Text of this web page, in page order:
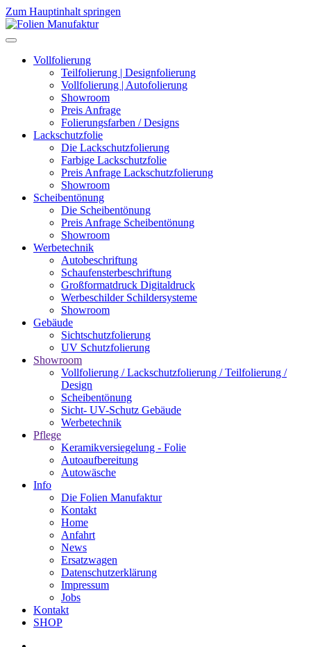
Zum Hauptinhalt springen
Vollfolierung
Teilfolierung | Designfolierung
Vollfolierung | Autofolierung
Showroom
Preis Anfrage
Folierungsfarben / Designs
Lackschutzfolie
Die Lackschutzfolierung
Farbige Lackschutzfolie
Preis Anfrage Lackschutzfolierung
Showroom
Scheibentönung
Die Scheibentönung
Preis Anfrage Scheibentönung
Showroom
Werbetechnik
Autobeschriftung
Schaufensterbeschriftung
Großformatdruck Digitaldruck
Werbeschilder Schildersysteme
Showroom
Gebäude
Sichtschutzfolierung
UV Schutzfolierung
Showroom
Vollfolierung / Lackschutzfolierung / Teilfolierung /
Design
Scheibentönung
Sicht- UV-Schutz Gebäude
Werbetechnik
Pflege
Keramikversiegelung - Folie
Autoaufbereitung
Autowäsche
Info
Die Folien Manufaktur
Kontakt
Home
Anfahrt
News
Ersatzwagen
Datenschutzerklärung
Impressum
Jobs
Kontakt
SHOP